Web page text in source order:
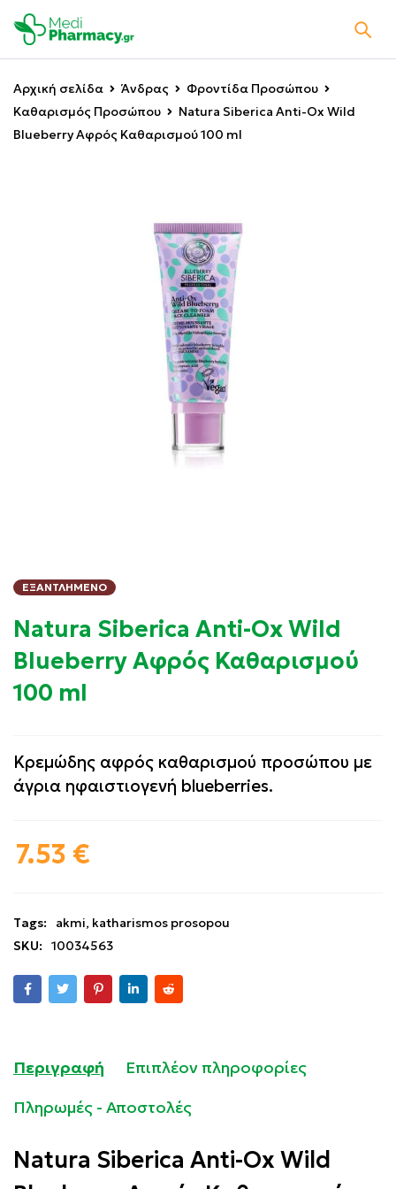
Αρχική σελίδα Άνδρας
Φροντίδα Προσώπου
Καθαρισμός Προσώπου
Natura Siberica Anti-Ox Wild
Blueberry Αφρός Καθαρισμού 100 ml
ΕΞΑΝΤΛΗΜΈΝΟ
Natura Siberica Anti-Ox Wild
Blueberry Αφρός Καθαρισμού
100 ml
Κρεμώδης αφρός καθαρισμού προσώπου με
άγρια ηφαιστιογενή blueberries.
7.53 €
Tags: akmi, katharismos prosopou
SKU:
10034563
Περιγραφή
Επιπλέον πληροφορίες
Πληρωμές - Αποστολές
Natura Siberica Anti-Ox Wild